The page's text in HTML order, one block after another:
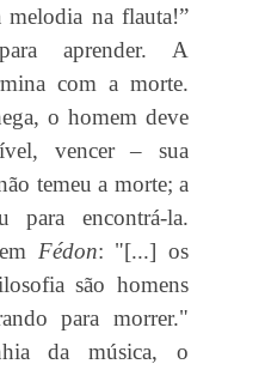
melodia na flauta!”
aprender. A
com a morte.
o homem deve
vencer – sua
temeu a morte; a
para encontrá-la.
Fédon: "[...] os
são homens
para morrer."
da música, o